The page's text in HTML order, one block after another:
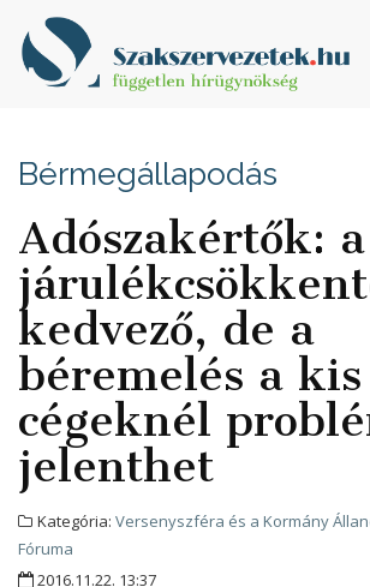
Bérmegállapodás
Adószakértők: a
kedvező, de a
béremelés a kis
cégeknél
jelenthet
Kategória: Versenyszféra és a Kormány
Fóruma
2016.11.22. 13:37